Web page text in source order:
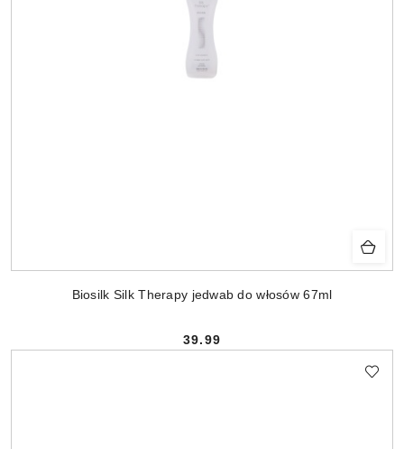
Biosilk Silk Therapy jedwab do włosów 67ml
Cena:
39.99